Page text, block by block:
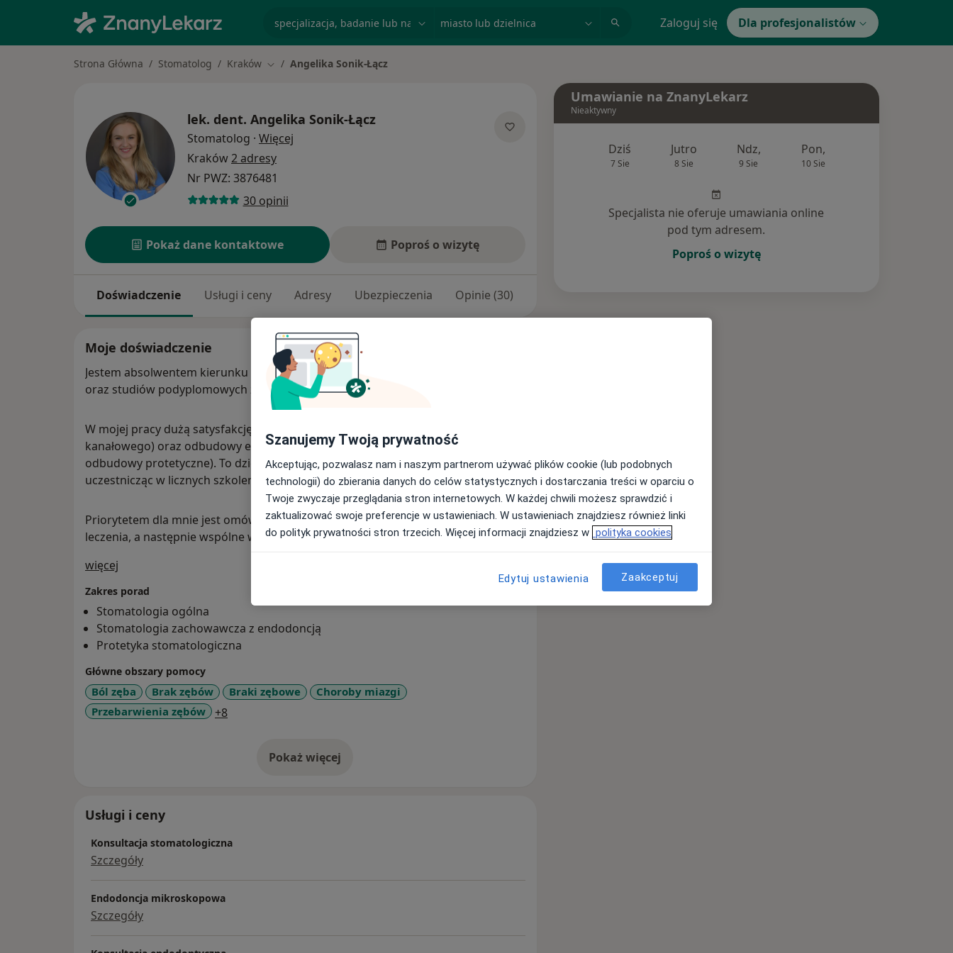
Zaloguj się Dla profesjonalistów
Strona Główna Stomatolog Kraków Zmień miasto
Angelika Sonik-Łącz
lek. dent. Angelika Sonik-Łącz
Stomatolog · Więcej
Kraków2 adresy
Nr PWZ: 3876481
30 opinii
Pokaż dane kontaktowe Poproś o wizytę
Doświadczenie Usługi i ceny Adresy Ubezpieczenia Opinie (30)
Moje doświadczenie
Jestem absolwentem kierunku lekarsko-dentystycznego Collegium Medicum UJ
oraz studiów podyplomowych z zakresu medycyny estetycznej.
W mojej pracy dużą satysfakcję czerpię z mikroskopowej endodoncji (leczenia
kanałowego) oraz odbudowy estetycznej zębów (bonding, flow injection oraz
odbudowy protetyczne). To dziedziny, w których nieustannie się rozwijam,
uczestnicząc w licznych szkoleniach i konferencjach.
Priorytetem dla mnie jest omówienie z pacjentem wszystkich możliwych opcji
leczenia, a następnie wspólne wybranie tej najlepszej.
więcej
Zakres porad
Stomatologia ogólna
Stomatologia zachowawcza z endodoncją
Protetyka stomatologiczna
Główne obszary pomocy
Ból zęba Brak zębów Braki zębowe
Choroby miazgi
Przebarwienia zębów
+8a11y_sr_more_diseases
Pokaż więcejo doświadczeniu
Usługi i ceny
Konsultacja stomatologiczna
Szczegóły
Endodoncja mikroskopowa
Szczegóły
Umawianie na ZnanyLekarz
Nieaktywny
Dziś
7 Sie
Jutro
8 Sie
Ndz,
9 Sie
Pon,
10 Sie
Specjalista nie oferuje umawiania online
pod tym adresem.
Poproś o wizytę
Szanujemy Twoją prywatność
Akceptując, pozwalasz nam i naszym partnerom używać plików cookie (lub podobnych
technologii) do zbierania danych do celów statystycznych i dostarczania treści w oparciu o
Twoje zwyczaje przeglądania stron internetowych. W każdej chwili możesz sprawdzić i
zaktualizować swoje preferencje w ustawieniach. W ustawieniach znajdziesz również linki
do polityk prywatności stron trzecich. Więcej informacji znajdziesz w polityka cookies
Edytuj ustawienia Zaakceptuj